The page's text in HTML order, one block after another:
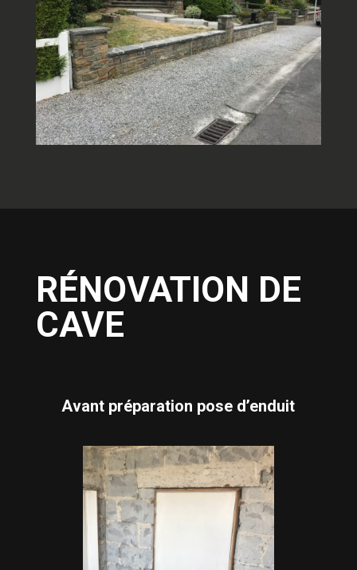
RÉNOVATION DE
CAVE
Avant préparation pose d’enduit